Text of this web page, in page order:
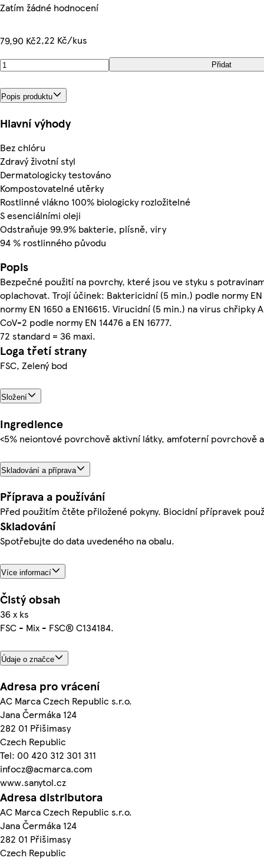
Zatím žádné hodnocení
79,90 Kč2,22 Kč/kus
Přidat
Popis produktu
Hlavní výhody
Bez chlóru
Zdravý životní styl
Dermatologicky testováno
Kompostovatelné utěrky
Rostlinné vlákno 100% biologicky rozložitelné
S esenciálními oleji
Odstraňuje 99.9% bakterie, plísně, viry
94 % rostlinného původu
Popis
Bezpečné použití na povrchy, které jsou ve styku s
oplachovat. Trojí účinek: Baktericidní (5 min.) podle normy EN
normy EN 1650 a EN16615. Virucidní (5 min.) na virus chřipky
CoV-2 podle normy EN 14476 a EN 16777.
72 standard = 36 maxi.
Loga třetí strany
FSC, Zelený bod
Složení
Ingredience
<5% neiontové povrchově aktivní látky, amfoterní povrchově
Skladování a příprava
Příprava a používání
Před použitím čtěte přiložené pokyny. Biocidní přípravek
Skladování
Spotřebujte do data uvedeného na obalu.
Více informací
Čistý obsah
36 x ks
FSC - Mix - FSC® C134184.
Údaje o značce
Adresa pro vrácení
AC Marca Czech Republic s.r.o.
Jana Čermáka 124
282 01 Přišimasy
Czech Republic
Tel: 00 420 312 301 311
infocz@acmarca.com
www.sanytol.cz
Adresa distributora
AC Marca Czech Republic s.r.o.
Jana Čermáka 124
282 01 Přišimasy
Czech Republic